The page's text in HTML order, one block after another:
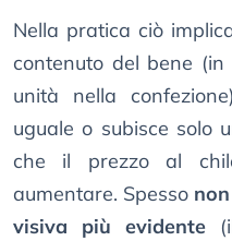
Nella pratica ciò
contenuto del bene
unità nella
uguale o subisce solo
che il prezzo al
aumentare. Spesso
visiva più evidente(il